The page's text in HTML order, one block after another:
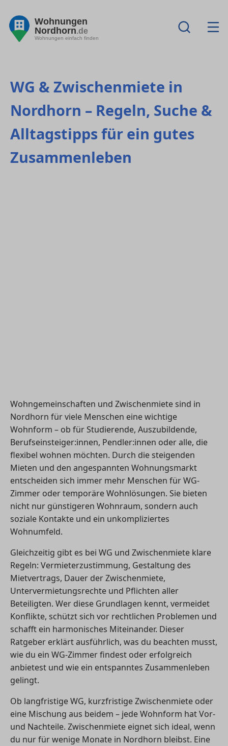
Wohnungen
Nordhorn.de
Wohnungen einfach finden
WG & Zwischenmiete in
Nordhorn – Regeln, Suche &
Alltagstipps für ein gutes
Zusammenleben
Wohngemeinschaften und Zwischenmiete sind in
Nordhorn für viele Menschen eine wichtige
Wohnform – ob für Studierende, Auszubildende,
Berufseinsteiger:innen, Pendler:innen oder alle, die
flexibel wohnen möchten. Durch die steigenden
Mieten und den angespannten Wohnungsmarkt
entscheiden sich immer mehr Menschen für WG-
Zimmer oder temporäre Wohnlösungen. Sie bieten
nicht nur günstigeren Wohnraum, sondern auch
soziale Kontakte und ein unkompliziertes
Wohnumfeld.
Gleichzeitig gibt es bei WG und Zwischenmiete klare
Regeln: Vermieterzustimmung, Gestaltung des
Mietvertrags, Dauer der Zwischenmiete,
Untervermietungsrechte und Pflichten aller
Beteiligten. Wer diese Grundlagen kennt, vermeidet
Konflikte, schützt sich vor rechtlichen Problemen und
schafft ein harmonisches Miteinander. Dieser
Ratgeber erklärt ausführlich, was du beachten musst,
wie du ein WG-Zimmer findest oder erfolgreich
anbietest und wie ein entspanntes Zusammenleben
gelingt.
Ob langfristige WG, kurzfristige Zwischenmiete oder
eine Mischung aus beidem – jede Wohnform hat Vor-
und Nachteile. Zwischenmiete eignet sich ideal, wenn
du nur für wenige Monate in Nordhorn bleibst. Eine